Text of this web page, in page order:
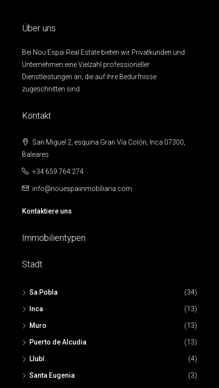
Über uns
Bei Nou Espai Real Estate bieten wir Privatkunden und
Unternehmen eine Vielzahl professioneller
Dienstleistungen an, die auf ihre Bedürfnisse
zugeschnitten sind.
Kontakt
San Miguel 2, esquina Gran Vía Colón, Inca 07300,
Baleares
+34 659 764 274
info@nouespaiinmobiliaria.com
Kontaktiere uns
Immobilientypen
Stadt
Sa Pobla (34)
Inca (13)
Muro (13)
Puerto de Alcudia (13)
Llubí (4)
Santa Eugenia (3)